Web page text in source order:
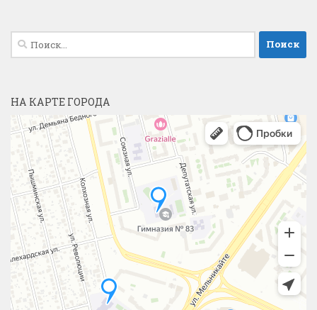
Найти:
НА КАРТЕ ГОРОДА